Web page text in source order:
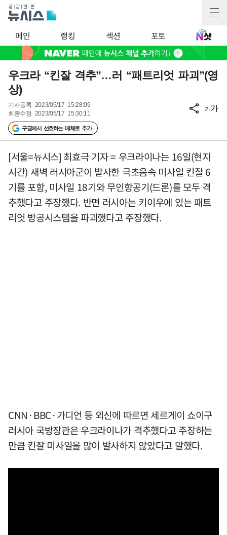
메인 랭킹 섹션 포토
우크라 “킨잘 격추”…러 “패트리엇 파괴”(영
상)
기사등록 2023/05/17 15:28:09
최종수정 2023/05/17 15:30:11
구글에서 선호하는 매체로 추가
가가
[서울=뉴시스] 최효극 기자 = 우크라이나는 16일(현지
시간) 새벽 러시아군이 발사한 극초음속 미사일 킨잘 6
기를 포함, 미사일 18기와 무인항공기(드론)를 모두 격
추했다고 주장했다. 반면 러시아는 키이우에 있는 패트
리엇 방공시스템을 파괴했다고 주장했다.
CNN·BBC·가디언 등 외신에 따르면 세르게이 쇼이구
러시아 국방장관은 우크라이나가 격추했다고 주장하는
만큼 킨잘 미사일을 많이 발사하지 않았다고 말했다.